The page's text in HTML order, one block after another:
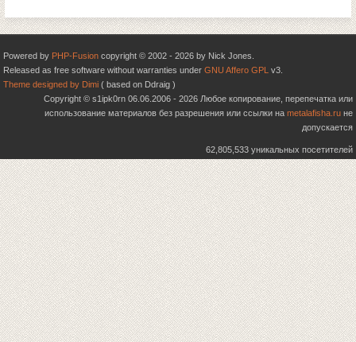
Powered by PHP-Fusion copyright © 2002 - 2026 by Nick Jones.
Released as free software without warranties under GNU Affero GPL v3.
Theme designed by Dimi ( based on Ddraig )
Copyright © s1ipk0rn 06.06.2006 - 2026 Любое копирование, перепечатка или
использование материалов без разрешения или ссылки на metalafisha.ru не
допускается
62,805,533 уникальных посетителей